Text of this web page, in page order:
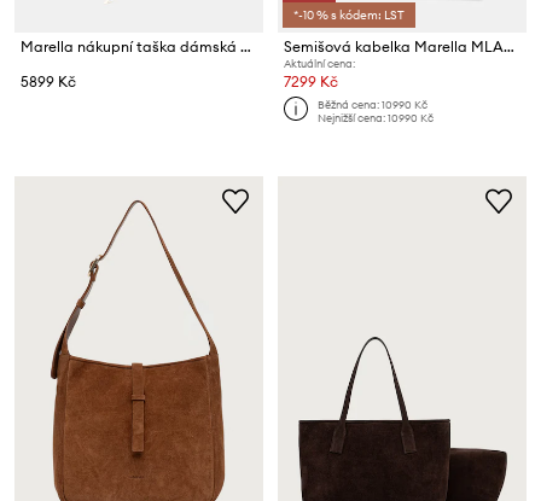
Marella nákupní taška dámská z imitace kůže MLASPUMA
5899 Kč
*-10 % s kódem: LST
Semišová kabelka Marella MLACARDATO
Aktuální cena:
7299 Kč
Běžná cena:10990 Kč
Nejnižší cena:10990 Kč